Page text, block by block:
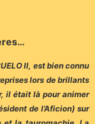
II, est bien connu
lors de brillants
il était là pour animer
de l’Aficion) sur